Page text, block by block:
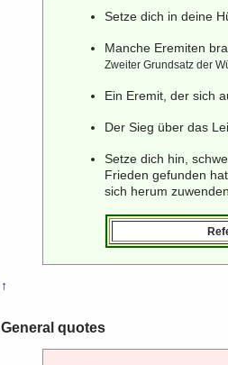
Setze dich in deine
Manche Eremiten
Zweiter Grundsatz der
Ein Eremit, der sich
Der Sieg über das
Setze dich hin,
Frieden gefunden
sich herum
↑
General quotes